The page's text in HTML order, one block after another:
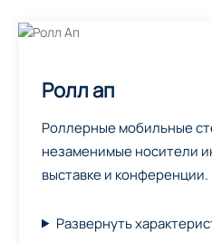
Ролл ап
Роллерные мобильные
незаменимые носители
выставке и конференции.
Развернуть